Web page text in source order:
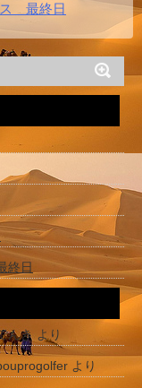
ス 最終日
終日
んき より
より